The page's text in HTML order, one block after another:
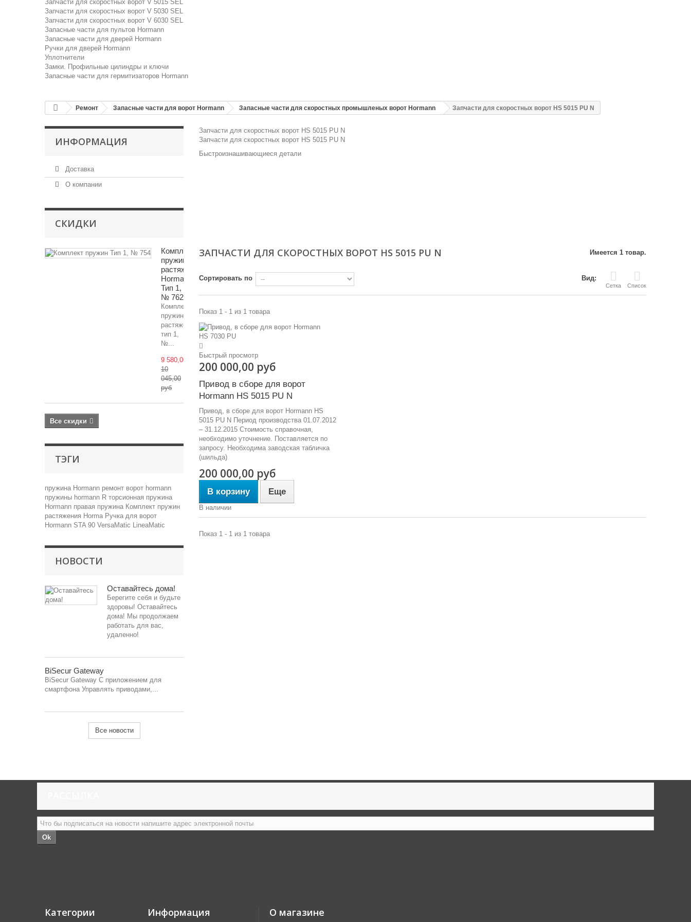
Запчасти для скоростных ворот V 5015 SEL
Запчасти для скоростных ворот V 5030 SEL
Запчасти для скоростных ворот V 6030 SEL
Запасные части для пультов Hormann
Запасные части для дверей Hormann
Ручки для дверей Hormann
Уплотнители
Замки. Профильные цилиндры и ключи
Запасные части для гермитизаторов Hormann
Ремонт Запасные части для ворот Hormann Запасные части для скоростных промышленых ворот Hormann Запчасти для скоростных ворот HS 5015 PU N
ИНФОРМАЦИЯ
Доставка
О компании
СКИДКИ
Комплект
пружин
растяжения
Hormann
Тип 1,
№ 762
Комплект
пружин
растяжения
тип 1,
№...
9 580,00 руб
10
045,00
руб
Все скидки
ТЭГИ
пружина Hormann ремонт ворот hormann
пружины hormann R торсионная пружина
Hormann правая пружина Комплект пружин
растяжения Horma Ручка для ворот
Hormann STA 90 VersaMatic LineaMatic
НОВОСТИ
Оставайтесь дома!
Берегите себя и будьте
здоровы! Оставайтесь
дома! Мы продолжаем
работать для вас,
удаленно!
BiSecur Gateway
BiSecur Gateway C приложением для
смартфона Управлять приводами,...
Все новости
Запчасти для скоростных ворот HS 5015 PU N
Запчасти для скоростных ворот HS 5015 PU N
Быстроизнашивающиеся детали
ЗАПЧАСТИ ДЛЯ СКОРОСТНЫХ ВОРОТ HS 5015 PU N Имеется 1 товар.
Вид:
Сетка Список
Сортировать по
Показ 1 - 1 из 1 товара
Быстрый просмотр
200 000,00 руб
Привод в сборе для ворот
Hormann HS 5015 PU N
Привод, в сборе для ворот Hormann HS
5015 PU N Период производства 01.07.2012
– 31.12.2015 Стоимость справочная,
необходимо уточнение. Поставляется по
запросу. Необходима заводская табличка
(шильда)
200 000,00 руб
В корзину Еще
В наличии
Показ 1 - 1 из 1 товара
Ok
Категории Информация О магазине